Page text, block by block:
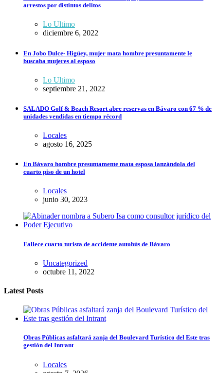
arrestos por distintos delitos
Lo Ultimo
diciembre 6, 2022
En Jobo Dulce- Higüey, mujer mata hombre presuntamente le
buscaba mujeres al esposo
Lo Ultimo
septiembre 21, 2022
SALADO Golf & Beach Resort abre reservas en Bávaro con 67 % de
unidades vendidas en tiempo récord
Locales
agosto 16, 2025
En Bávaro hombre presuntamente mata esposa lanzándola del
cuarto piso de un hotel
Locales
junio 30, 2023
Fallece cuarto turista de accidente autobús de Bávaro
Uncategorized
octubre 11, 2022
Latest Posts
Obras Públicas asfaltará zanja del Boulevard Turístico del Este tras
gestión del Intrant
Locales